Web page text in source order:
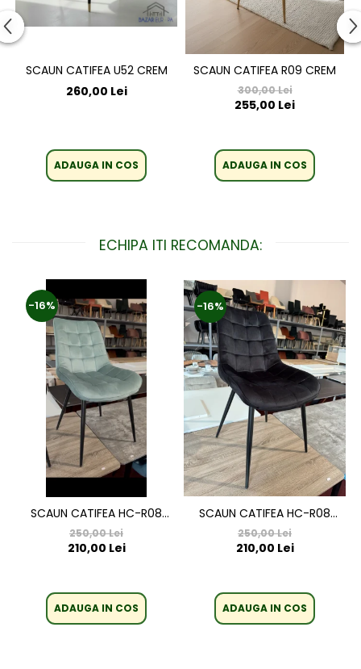
SCAUN CATIFEA U52 CREM
260,00 Lei
ADAUGA IN COS
SCAUN CATIFEA R09 CREM
300,00 Lei
255,00 Lei
ADAUGA IN COS
ECHIPA ITI RECOMANDA:
-16%
SCAUN CATIFEA HC-R08
VERDE DESCHIS
250,00 Lei
210,00 Lei
ADAUGA IN COS
-16%
SCAUN CATIFEA HC-R08
NEGRU
250,00 Lei
210,00 Lei
ADAUGA IN COS